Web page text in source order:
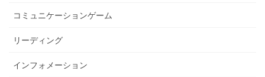
コミュニケーションゲーム
リーディング
インフォメーション